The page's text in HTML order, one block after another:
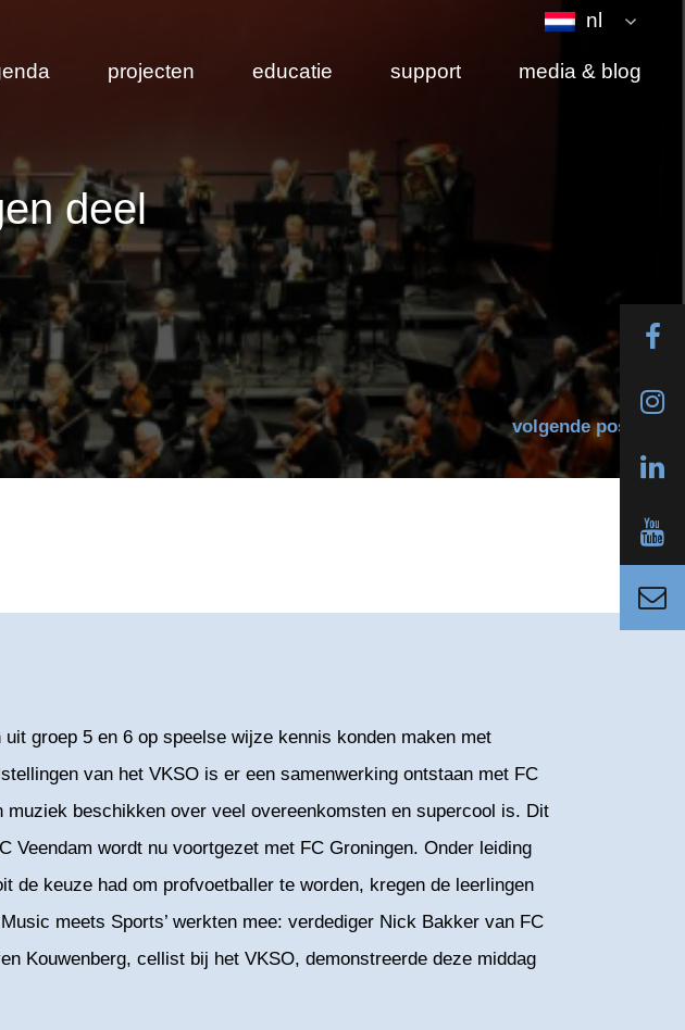
nl
projecten educatie support media & blog
deel
volgende post
groep 5 en 6 op speelse wijze kennis konden maken met
van het VKSO is er een samenwerking ontstaan met FC
beschikken over veel overeenkomsten en supercool is. Dit
Veendam wordt nu voortgezet met FC Groningen. Onder leiding
keuze had om profvoetballer te worden, kregen de leerlingen
meets Sports’ werkten mee: verdediger Nick Bakker van FC
Kouwenberg, cellist bij het VKSO, demonstreerde deze middag